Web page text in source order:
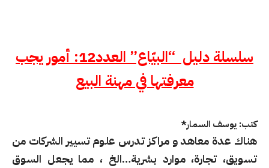
سلسلة دليل “البيّاع” العدد12: أمور يجب
معرفتها في مهنة البيع
كتب: يوسف السمار*
هناك عدة معاهد و مراكز تدرس علوم تسيير الشركات من
تسويق، تجارة، موارد بشرية…الخ ، مما يجعل السوق